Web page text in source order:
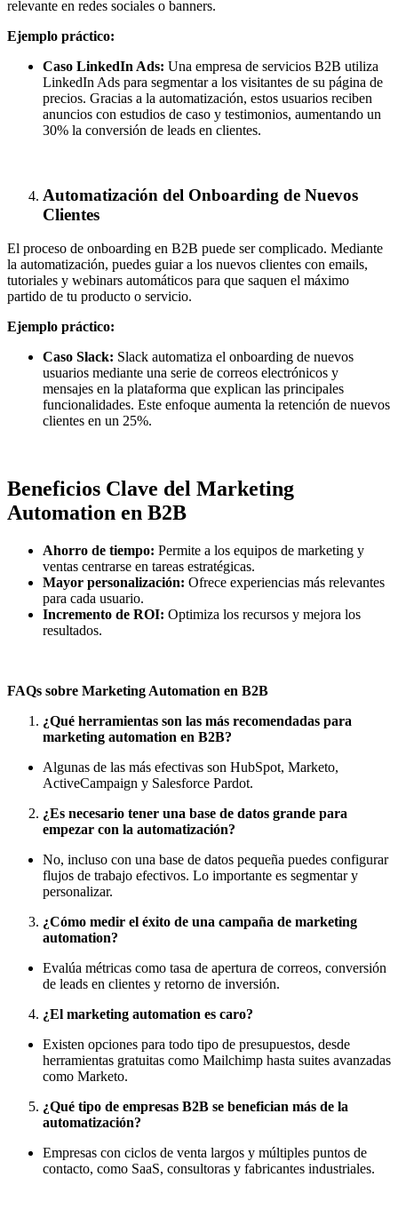
relevante en redes sociales o banners.
Ejemplo práctico:
Caso LinkedIn Ads: Una empresa de servicios B2B utiliza
LinkedIn Ads para segmentar a los visitantes de su página de
precios. Gracias a la automatización, estos usuarios reciben
anuncios con estudios de caso y testimonios, aumentando un
30% la conversión de leads en clientes.
Automatización del Onboarding de Nuevos
Clientes
El proceso de onboarding en B2B puede ser complicado. Mediante
la automatización, puedes guiar a los nuevos clientes con emails,
tutoriales y webinars automáticos para que saquen el máximo
partido de tu producto o servicio.
Ejemplo práctico:
Caso Slack: Slack automatiza el onboarding de nuevos
usuarios mediante una serie de correos electrónicos y
mensajes en la plataforma que explican las principales
funcionalidades. Este enfoque aumenta la retención de nuevos
clientes en un 25%.
Beneficios Clave del Marketing
Automation en B2B
Ahorro de tiempo: Permite a los equipos de marketing y
ventas centrarse en tareas estratégicas.
Mayor personalización: Ofrece experiencias más relevantes
para cada usuario.
Incremento de ROI: Optimiza los recursos y mejora los
resultados.
FAQs sobre Marketing Automation en B2B
¿Qué herramientas son las más recomendadas para
marketing automation en B2B?
Algunas de las más efectivas son HubSpot, Marketo,
ActiveCampaign y Salesforce Pardot.
¿Es necesario tener una base de datos grande para
empezar con la automatización?
No, incluso con una base de datos pequeña puedes configurar
flujos de trabajo efectivos. Lo importante es segmentar y
personalizar.
¿Cómo medir el éxito de una campaña de marketing
automation?
Evalúa métricas como tasa de apertura de correos, conversión
de leads en clientes y retorno de inversión.
¿El marketing automation es caro?
Existen opciones para todo tipo de presupuestos, desde
herramientas gratuitas como Mailchimp hasta suites avanzadas
como Marketo.
¿Qué tipo de empresas B2B se benefician más de la
automatización?
Empresas con ciclos de venta largos y múltiples puntos de
contacto, como SaaS, consultoras y fabricantes industriales.